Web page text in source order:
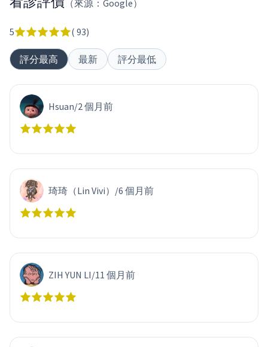
（來源：Google）
5 ( 93)
評分最高 最新 評分最低
Hsuan/2 個月前
琦琦（Lin Vivi） /6 個月前
ZIH YUN LI/11 個月前